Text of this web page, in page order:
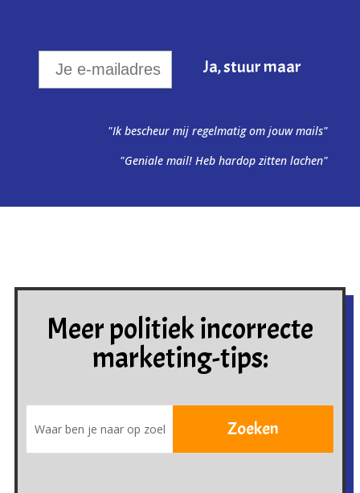
"Ik bescheur mij regelmatig om jouw mails"
"Geniale mail! Heb hardop zitten lachen"
Meer politiek incorrecte
marketing-tips: